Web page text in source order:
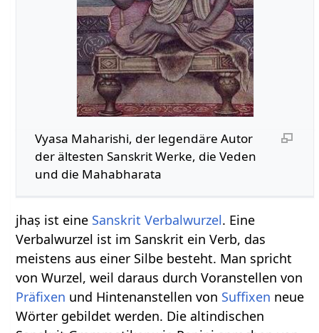
Vyasa Maharishi, der legendäre Autor
der ältesten Sanskrit Werke, die Veden
und die Mahabharata
jhaṣ ist eine Sanskrit Verbalwurzel. Eine
Verbalwurzel ist im Sanskrit ein Verb, das
meistens aus einer Silbe besteht. Man spricht
von Wurzel, weil daraus durch Voranstellen von
Präfixen und Hintenanstellen von Suffixen neue
Wörter gebildet werden. Die altindischen